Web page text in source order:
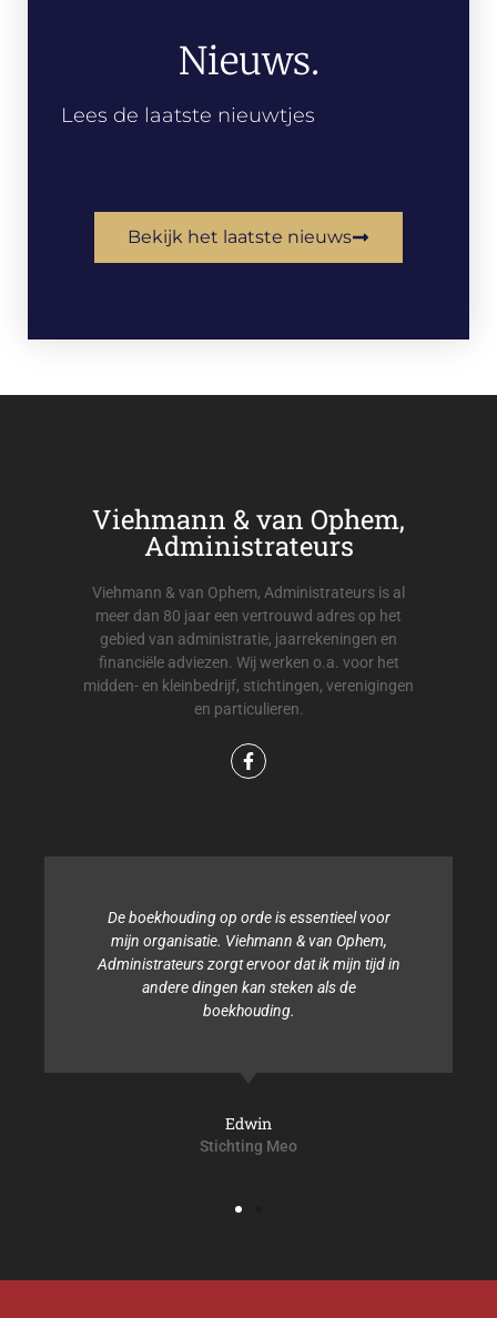
Nieuws.
Lees de laatste nieuwtjes
Bekijk het laatste nieuws
Viehmann & van Ophem,
Administrateurs
Viehmann & van Ophem, Administrateurs is al
meer dan 80 jaar een vertrouwd adres op het
gebied van administratie, jaarrekeningen en
financiële adviezen. Wij werken o.a. voor het
midden- en kleinbedrijf, stichtingen, verenigingen
en particulieren.
De boekhouding op orde is essentieel voor
mijn organisatie. Viehmann & van Ophem,
Administrateurs zorgt ervoor dat ik mijn tijd in
andere dingen kan steken als de
boekhouding.
Edwin
Stichting Meo